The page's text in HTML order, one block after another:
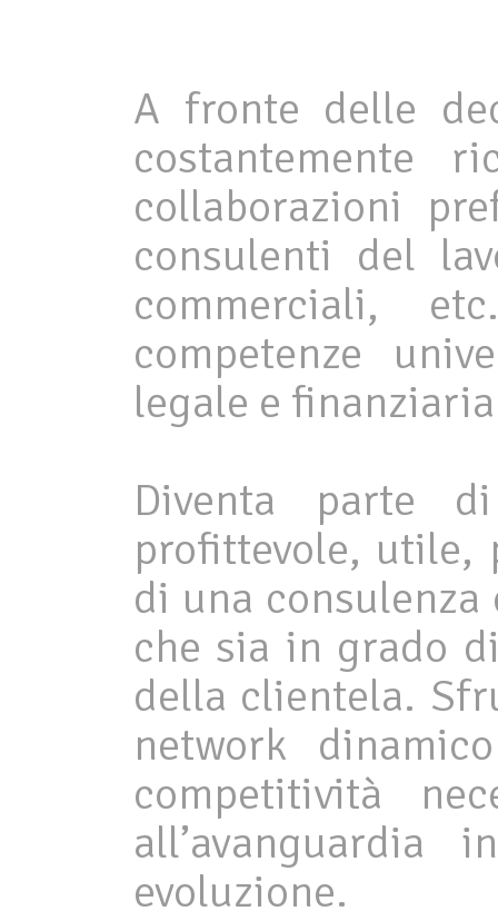
A fronte delle
costantemente
collaborazioni
consulenti del
commerciali,
competenze
legale e
Diventa parte
profittevole, utile,
di una
che sia in grado
della clientela.
network
competitività
evoluzione.